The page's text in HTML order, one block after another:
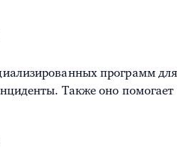
программ
Также оно